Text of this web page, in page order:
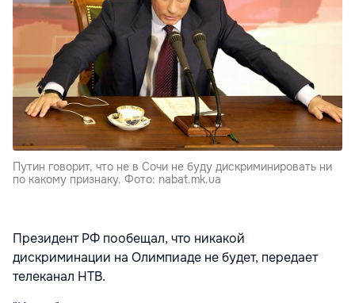
Путин говорит, что не в Сочи не буду дискриминировать ни
по какому признаку. Фото: nabat.mk.ua
Президент РФ пообещал, что никакой
дискриминации на Олимпиаде не будет, передает
телеканал НТВ.